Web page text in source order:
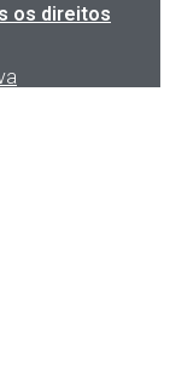
os direitos